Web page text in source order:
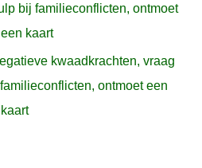
bij familieconflicten, ontmoet
kaart
kwaadkrachten, vraag
ontmoet een